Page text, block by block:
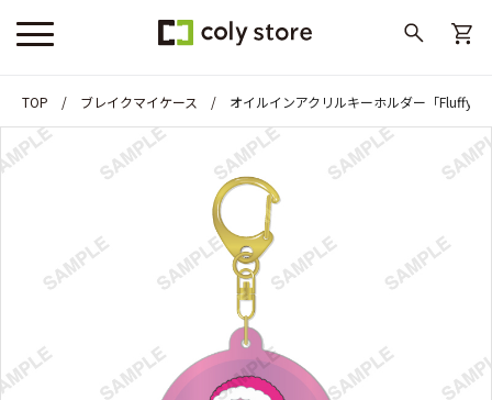
TOP ブレイクマイケース オイルインアクリルキーホルダー「Fluffy